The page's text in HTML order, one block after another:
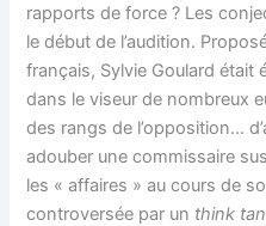
rapports de force ? Les
le début de l’audition.
français, Sylvie Goulard était
dans le viseur de nombreux
des rangs de l’opposition…
adouber une commissaire
les « affaires » au cours de
controversée par un think